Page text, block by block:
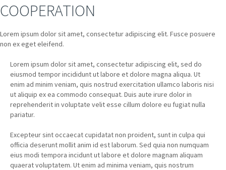
COOPERATION
Lorem ipsum dolor sit amet, consectetur adipiscing elit. Fusce posuere
non ex eget eleifend.
Lorem ipsum dolor sit amet, consectetur adipiscing elit, sed do
eiusmod tempor incididunt ut labore et dolore magna aliqua. Ut
enim ad minim veniam, quis nostrud exercitation ullamco laboris nisi
ut aliquip ex ea commodo consequat. Duis aute irure dolor in
reprehenderit in voluptate velit esse cillum dolore eu fugiat nulla
pariatur.
Excepteur sint occaecat cupidatat non proident, sunt in culpa qui
officia deserunt mollit anim id est laborum. Sed quia non numquam
eius modi tempora incidunt ut labore et dolore magnam aliquam
quaerat voluptatem. Ut enim ad minima veniam, quis nostrum